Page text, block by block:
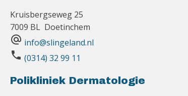
Kruisbergseweg 25
7009 BL Doetinchem
alternate_email info@slingeland.nl
phone (0314) 32 99 11
Polikliniek Dermatologie